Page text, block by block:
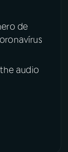
de
audio